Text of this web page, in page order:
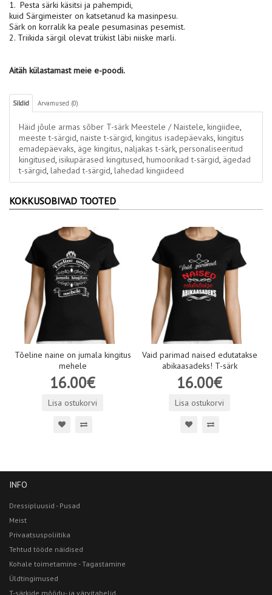
1. Pesta särki käsitsi ja pahempidi,
kuid Särgimeister on katsetanud ka masinpesu.
Särk on korralik ka peale pesumasinas pesemist.
2. Triikida särgil olevat trükist läbi niiske marli.
Aitäh külastamast meie e-poodi.
Sildid Arvamused (0)
Häid jõule armas sõber T-särk Meestele / Naistele, kingiidee,
meeste t-särgid, naiste t-särgid, kingitus isadepäevaks, kingitus
emadepäevaks, äge kingitus, naljakas t-särk, personaliseeritud
kingitused, isikupärased kingitused, humoorikad t-särgid, ägedad
t-särgid, lahedad t-särgid, lahedad kingiideed
KOKKUSOBIVAD TOOTED
Tõeline naine on jumala kingitus
mehele
16.00€
Lisa ostukorvi
Vaid parimad naised edutatakse
abikaasadeks! T-särk
16.00€
Lisa ostukorvi
INFO
Dressipluusid - Pusad
Meist
Privaatsuspoliitika
Tehtud tööde näidised
Kohale toimetamine - Tagastamine
Üldtingimused
T-särkide mõõdu- ja värvitabelid